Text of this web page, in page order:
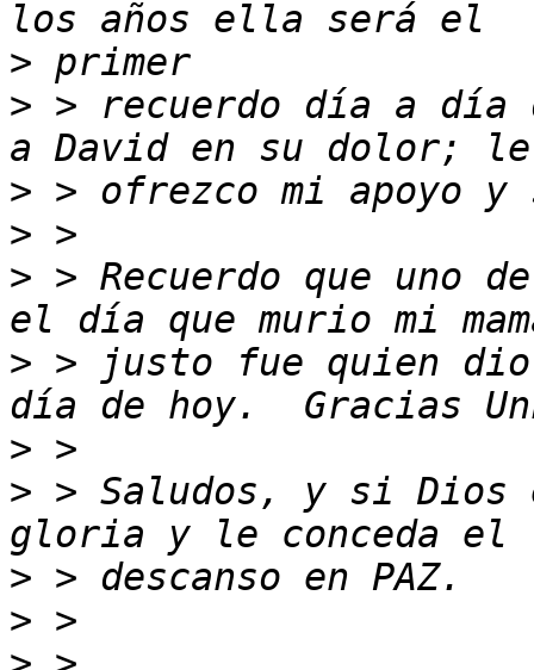
>
> > recuerdo día a día
>
>
> > Recuerdo que uno
> > justo fue quien
>
> > Saludos, y si
>
>